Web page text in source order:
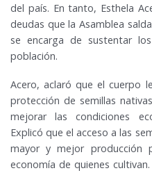
del país. En tanto, Esthela
deudas que la Asamblea
se encarga de sustentar
población.
Acero, aclaró que el cuerpo
protección de semillas
mejorar las condiciones
Explicó que el acceso a las
mayor y mejor producción
economía de quienes